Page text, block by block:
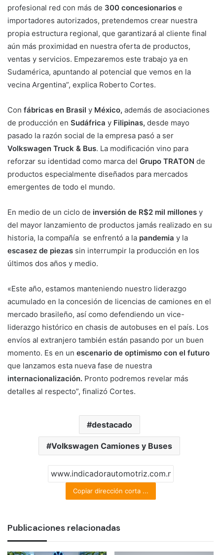
profesional red con más de 300 concesionarios e
importadores autorizados, pretendemos crear nuestra
propia estructura regional, que garantizará al cliente final
aún más proximidad en nuestra oferta de productos,
ventas y servicios. Empezaremos este trabajo ya en
Sudamérica, apuntando al potencial que vemos en la
vecina Argentina”, explica Roberto Cortes.
Con fábricas en Brasil y México, además de asociaciones
de producción en Sudáfrica y Filipinas, desde mayo
pasado la razón social de la empresa pasó a ser
Volkswagen Truck & Bus. La modificación vino para
reforzar su identidad como marca del Grupo TRATON de
productos especialmente diseñados para mercados
emergentes de todo el mundo.
En medio de un ciclo de inversión de R$2 mil millones y
del mayor lanzamiento de productos jamás realizado en su
historia, la compañía se enfrentó a la pandemia y la
escasez de piezas sin interrumpir la producción en los
últimos dos años y medio.
«Este año, estamos manteniendo nuestro liderazgo
acumulado en la concesión de licencias de camiones en el
mercado brasileño, así como defendiendo un vice-
liderazgo histórico en chasis de autobuses en el país. Los
envíos al extranjero también están pasando por un buen
momento. Es en un escenario de optimismo con el futuro
que lanzamos esta nueva fase de nuestra
internacionalización. Pronto podremos revelar más
detalles al respecto”, finalizó Cortes.
destacado
Volkswagen Camiones y Buses
Copiar dirección corta ...
Publicaciones relacionadas